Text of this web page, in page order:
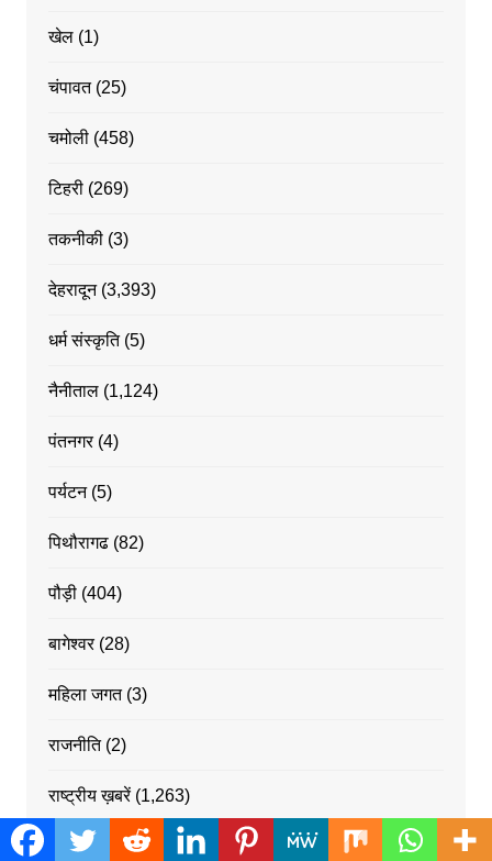
खेल(1)
चंपावत(25)
चमोली(458)
टिहरी(269)
तकनीकी(3)
देहरादून(3,393)
धर्म संस्कृति(5)
नैनीताल(1,124)
पंतनगर(4)
पर्यटन(5)
पिथौरागढ(82)
पौड़ी(404)
बागेश्वर(28)
महिला जगत(3)
राजनीति(2)
राष्ट्रीय ख़बरें(1,263)
रुद्रपर(180)